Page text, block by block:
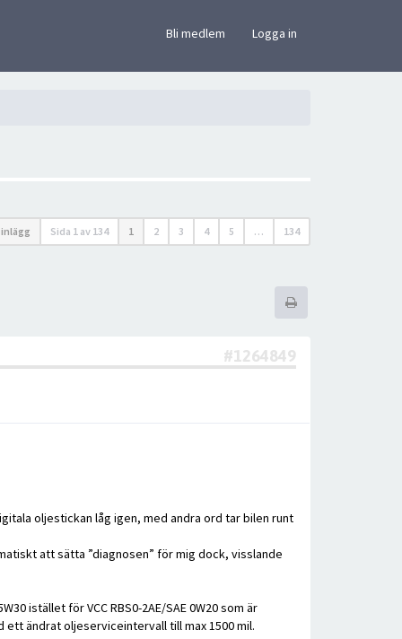
Bli medlem Logga in
inlägg Sida 1 av 134 1 2 3 4 5 … 134
#1264849
oljestickan låg igen, med andra ord tar bilen runt
att sätta ”diagnosen” för mig dock, visslande
istället för VCC RBS0-2AE/SAE 0W20 som är
ett ändrat oljeserviceintervall till max 1500 mil.